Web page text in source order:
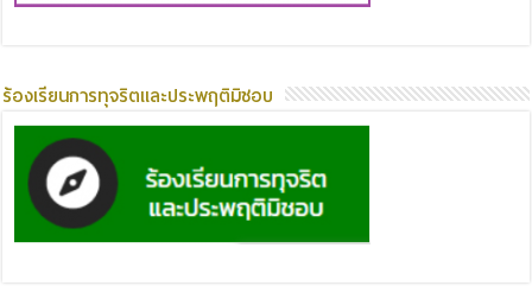
ร้องเรียนการทุจริตและประพฤติมิชอบ